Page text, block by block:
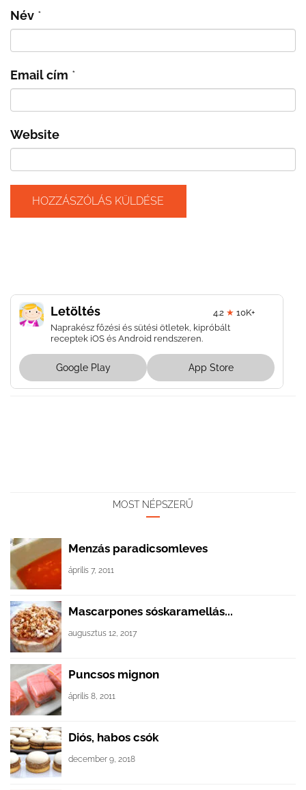
Név *
Email cím *
Website
Letöltés 4.2 ★ 10K+
Naprakész főzési és sütési ötletek, kipróbált
receptek iOS és Android rendszeren.
Google Play App Store
MOST NÉPSZERŰ
Menzás paradicsomleves
április 7, 2011
Mascarpones sóskaramellás...
augusztus 12, 2017
Puncsos mignon
április 8, 2011
Diós, habos csók
december 9, 2018